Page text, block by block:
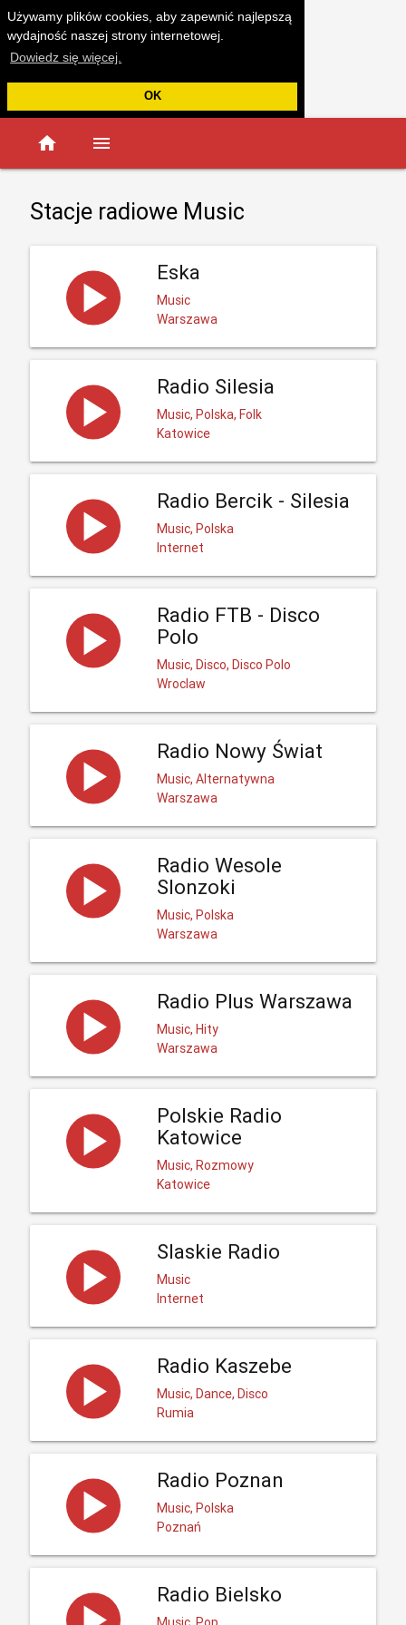
Używamy plików cookies, aby zapewnić najlepszą
wydajność naszej strony internetowej.
Dowiedz się więcej.
OK
home menu
Stacje radiowe Music
Eska
Music
Warszawa
Radio Silesia
Music, Polska, Folk
Katowice
Radio Bercik - Silesia
Music, Polska
Internet
Radio FTB - Disco
Polo
Music, Disco, Disco Polo
Wroclaw
Radio Nowy Świat
Music, Alternatywna
Warszawa
Radio Wesole
Slonzoki
Music, Polska
Warszawa
Radio Plus Warszawa
Music, Hity
Warszawa
Polskie Radio
Katowice
Music, Rozmowy
Katowice
Slaskie Radio
Music
Internet
Radio Kaszebe
Music, Dance, Disco
Rumia
Radio Poznan
Music, Polska
Poznań
Radio Bielsko